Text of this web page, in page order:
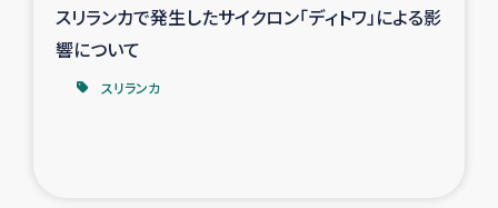
レバノンでのシリア難民・レバノン人への農業支援
スリランカで発生したサイクロン「ディトワ」による影
響について
スリランカ